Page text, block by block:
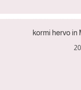
kormi hervo in